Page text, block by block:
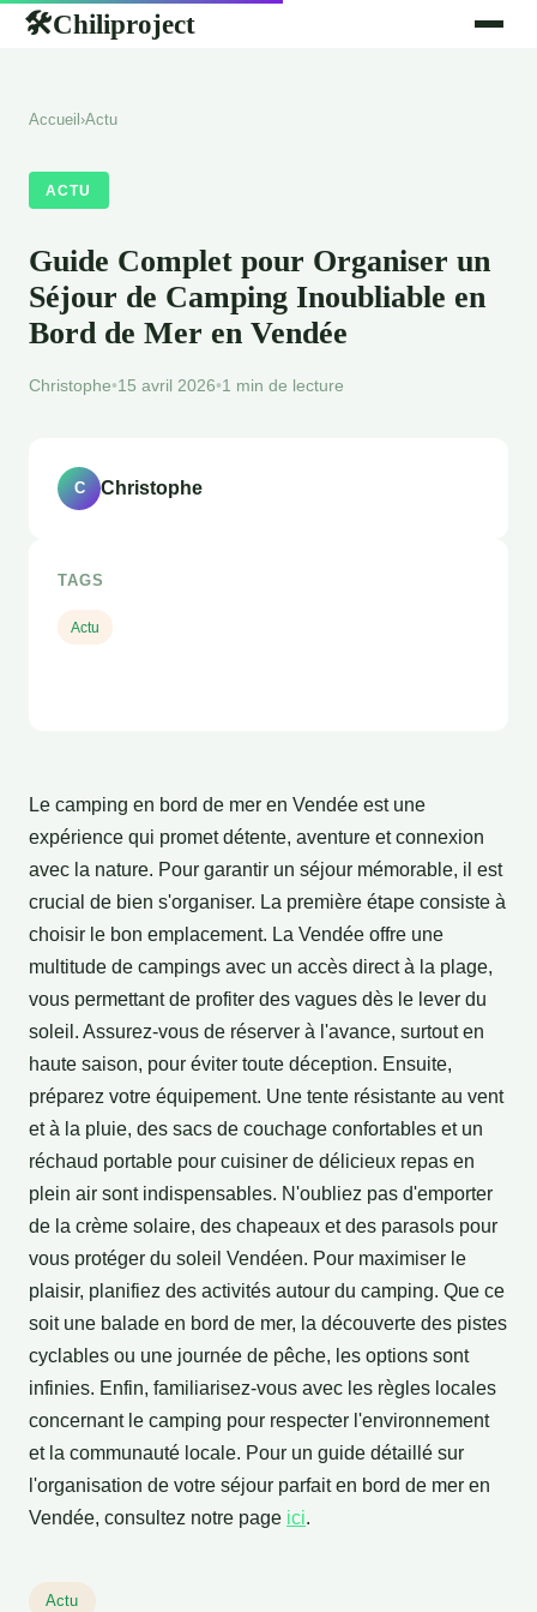
🛠Chiliproject
Accueil ›Actu
ACTU
Guide Complet pour Organiser un
Séjour de Camping Inoubliable en
Bord de Mer en Vendée
Christophe•15 avril 2026•1 min de lecture
Le camping en bord de mer en Vendée est une
expérience qui promet détente, aventure et connexion
avec la nature. Pour garantir un séjour mémorable, il est
crucial de bien s'organiser. La première étape consiste à
choisir le bon emplacement. La Vendée offre une
multitude de campings avec un accès direct à la plage,
vous permettant de profiter des vagues dès le lever du
soleil. Assurez-vous de réserver à l'avance, surtout en
haute saison, pour éviter toute déception. Ensuite,
préparez votre équipement. Une tente résistante au vent
et à la pluie, des sacs de couchage confortables et un
réchaud portable pour cuisiner de délicieux repas en
plein air sont indispensables. N'oubliez pas d'emporter
de la crème solaire, des chapeaux et des parasols pour
vous protéger du soleil Vendéen. Pour maximiser le
plaisir, planifiez des activités autour du camping. Que ce
soit une balade en bord de mer, la découverte des pistes
cyclables ou une journée de pêche, les options sont
infinies. Enfin, familiarisez-vous avec les règles locales
concernant le camping pour respecter l'environnement
et la communauté locale. Pour un guide détaillé sur
l'organisation de votre séjour parfait en bord de mer en
Vendée, consultez notre page ici.
Actu
C Christophe
TAGS
Actu